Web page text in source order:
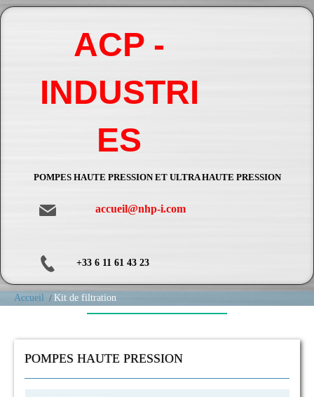
ACP -
INDUSTRI
ES
POMPES HAUTE PRESSION ET ULTRA HAUTE PRESSION
accueil@nhp-i.com
+33 6 11 61 43 23
Accueil Kit de filtration
POMPES HAUTE PRESSION